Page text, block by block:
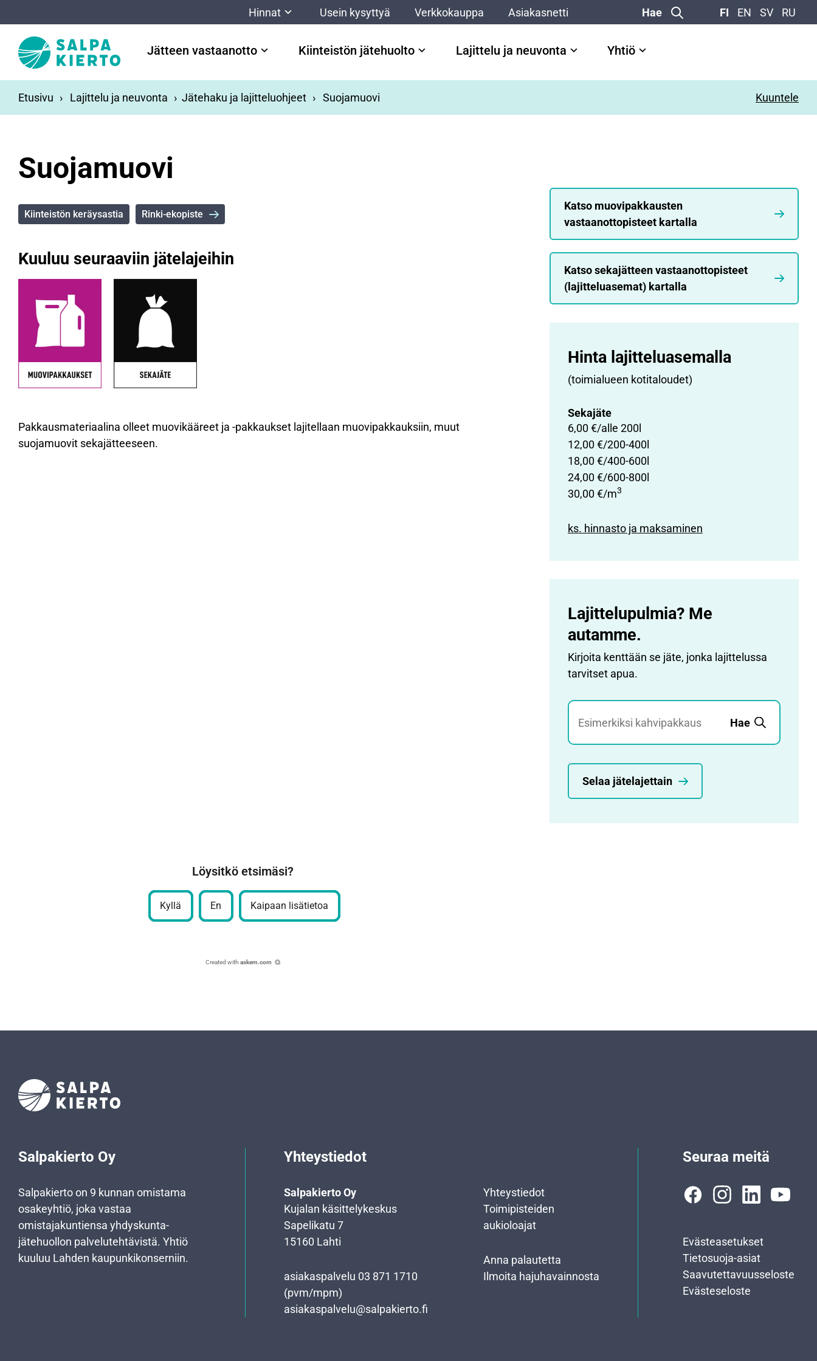
Hinnat Usein kysyttyä Verkkokauppa Asiakasnetti Hae FI EN SV RU
Jätteen vastaanotto Kiinteistön jätehuolto Lajittelu ja neuvonta Yhtiö
Etusivu Lajittelu ja neuvonta Jätehaku ja lajitteluohjeet Suojamuovi Kuuntele
Suojamuovi
Kiinteistön keräysastia Rinki-ekopiste
Kuuluu seuraaviin jätelajeihin
Pakkausmateriaalina olleet muovikääreet ja -pakkaukset lajitellaan muovipakkauksiin, muut
suojamuovit sekajätteeseen.
Katso muovipakkausten
vastaanottopisteet kartalla
Katso sekajätteen vastaanottopisteet
(lajitteluasemat) kartalla
Hinta lajittelu­asemalla
(toimialueen kotitaloudet)
Sekajäte
6,00 €/alle 200l
12,00 €/200-400l
18,00 €/400-600l
24,00 €/600-800l
30,00 €/m3
ks. hinnasto ja maksaminen
Lajittelupulmia? Me
autamme.
Kirjoita kenttään se jäte, jonka lajittelussa
tarvitset apua.
Jätehaku
Hae
Selaa jätelajettain
Löysitkö etsimäsi?
Kyllä En Kaipaan lisätietoa
Created with askem.com
Salpakierto Oy
Salpakierto on 9 kunnan omistama
osakeyhtiö, joka vastaa
omistajakuntiensa yhdyskunta­
jätehuollon palvelutehtävistä. Yhtiö
kuuluu Lahden kaupunkikonserniin.
Yhteystiedot
Salpakierto Oy
Kujalan käsittelykeskus
Sapelikatu 7
15160 Lahti
asiakaspalvelu 03 871 1710
(pvm/mpm)
asiakaspalvelu@salpakierto.fi
Yhteystiedot
Toimipisteiden
aukioloajat
Anna palautetta
Ilmoita hajuhavainnosta
Seuraa meitä
Evästeasetukset
Tietosuoja-asiat
Saavutettavuusseloste
Evästeseloste